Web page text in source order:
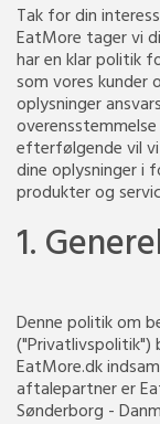
Tak for din
EatMore tager vi
har en klar politik
som vores kunder
oplysninger
efterfølgende vil
dine oplysninger i
produkter og
1.
Denne politik om
("Privatlivspolitik")
EatMore.dk
aftalepartner er
Sønderborg -